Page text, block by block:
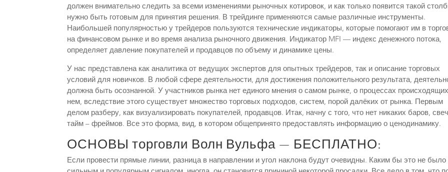
должен внимательно следить за всеми изменениями рыночных котировок, и как только появится такой
нужно быть готовым для принятия решения. В трейдинге применяются самые различные инструменты.
Наибольшей популярностью у трейдеров пользуются технические индикаторы, которые помогают им в
на финансовом рынке и во время анализа рыночного движения. Индикатор MFI — индекс денежного потока,
определяет давление покупателей и продавцов по объему и динамике цены.
У нас представлена как аналитика от ведущих экспертов для опытных трейдеров, так и описание торговых
условий для новичков. В любой сфере деятельности, для достижения положительного результата,
должна быть осознанной. У участников рынка нет единого мнения о самом рынке, о процессах
нем, вследствие этого существует множество торговых подходов, систем, порой далёких от рынка. Первым
делом разберу, как визуализировать покупателей, продавцов. Итак, начну с того, что нет никаких баров,
тайм – фреймов. Все это форма, вид, в котором общепринято предоставлять информацию о ценодинамику.
ОСНОВЫ торговли Волн Вульфа — БЕСПЛАТНО:
Если провести прямые линии, разница в направлении и угол наклона будут очевидны. Каким бы это не было